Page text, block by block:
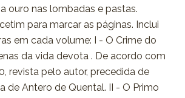
ouro nas lombadas e pastas.
para marcar as páginas. Inclui
em cada volume: I - O Crime do
da vida devota . De acordo com
revista pelo autor, precedida de
de Antero de Quental. II - O Primo